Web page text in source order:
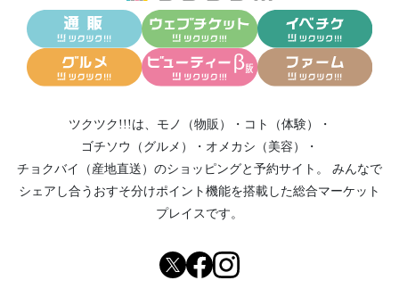
ツクツク!!!は、 モノ（物販） ・ コト（体験）
・
ゴチソウ（グルメ）
・ オメカシ（美容）
・
チョクバイ（産地直送） のショッピングと予約サイト。
みんなで
シェアし合う おすそ分けポイント機能を搭載した総合マーケット
プレイスです。